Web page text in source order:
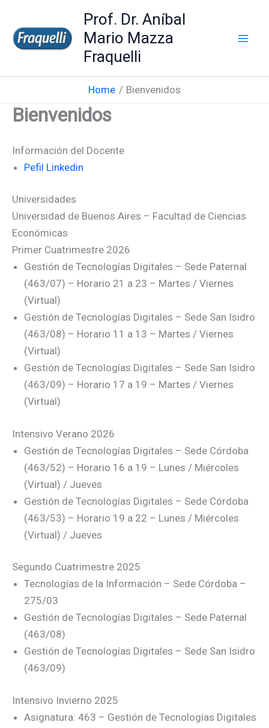
content
Prof. Dr. Aníbal
Mario Mazza
Fraquelli
Home Bienvenidos
Bienvenidos
Información del Docente
Pefil Linkedin
Universidades
Universidad de Buenos Aires – Facultad de Ciencias
Económicas
Primer Cuatrimestre 2026
Gestión de Tecnologías Digitales – Sede Paternal
(463/07) – Horario 21 a 23 – Martes / Viernes
(Virtual)
Gestión de Tecnologías Digitales – Sede San Isidro
(463/08) – Horario 11 a 13 – Martes / Viernes
(Virtual)
Gestión de Tecnologías Digitales – Sede San Isidro
(463/09) – Horario 17 a 19 – Martes / Viernes
(Virtual)
Intensivo Verano 2026
Gestión de Tecnologías Digitales – Sede Córdoba
(463/52) – Horario 16 a 19 – Lunes / Miércoles
(Virtual) / Jueves
Gestión de Tecnologías Digitales – Sede Córdoba
(463/53) – Horario 19 a 22 – Lunes / Miércoles
(Virtual) / Jueves
Segundo Cuatrimestre 2025
Tecnologías de la Información – Sede Córdoba –
275/03
Gestión de Tecnologías Digitales – Sede Paternal
(463/08)
Gestión de Tecnologías Digitales – Sede San Isidro
(463/09)
Intensivo Invierno 2025
Asignatura: 463 – Gestión de Tecnologías Digitales